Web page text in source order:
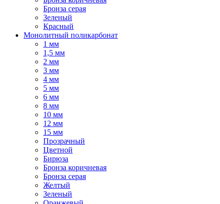
Бронза серая
Зеленый
Красный
Монолитный поликарбонат
1 мм
1,5 мм
2 мм
3 мм
4 мм
5 мм
6 мм
8 мм
10 мм
12 мм
15 мм
Прозрачный
Цветной
Бирюза
Бронза коричневая
Бронза серая
Желтый
Зеленый